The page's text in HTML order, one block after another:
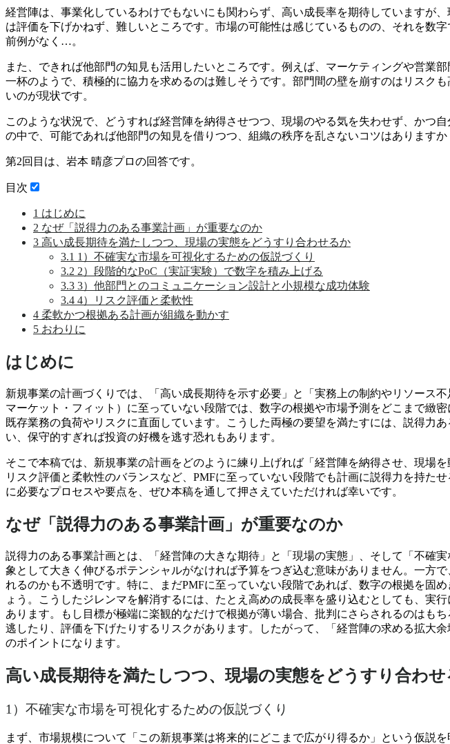
経営陣は、事業化しているわけでもないにも関わらず、高い成長率を期待していますが
は評価を下げかねず、難しいところです。市場の可能性は感じているものの、それを数
前例がなく…。
また、できれば他部門の知見も活用したいところです。例えば、マーケティングや営業
一杯のようで、積極的に協力を求めるのは難しそうです。部門間の壁を崩すのはリス
いのが現状です。
このような状況で、どうすれば経営陣を納得させつつ、現場のやる気を失わせず、かつ
の中で、可能であれば他部門の知見を借りつつ、組織の秩序を乱さないコツはあります
第2回目 は、 岩本 晴彦プロの回答です。
目次
1 はじめに
2 なぜ「説得力のある事業計画」が重要なのか
3 高い成長期待を満たしつつ、現場の実態をどうすり合わせるか
3.1 1）不確実な市場を可視化するための仮説づくり
3.2 2）段階的なPoC（実証実験）で数字を積み上げる
3.3 3）他部門とのコミュニケーション設計と小規模な成功体験
3.4 4）リスク評価と柔軟性
4 柔軟かつ根拠ある計画が組織を動かす
5 おわりに
はじめに
新規事業の計画づくりでは、「高い成長期待を示す必要」と「実務上の制約やリソース
マーケット・フィット）に至っていない段階では、数字の根拠や市場予測をどこまで緻
既存業務の負荷やリスクに直面しています。こうした両極の要望を満たすには、説得力
い、保守的すぎれば投資の好機を逃す恐れもあります。
そこで本稿では、新規事業の計画をどのように練り上げれば「経営陣を納得させ、現場
リスク評価と柔軟性のバランスなど、PMFに至っていない段階でも計画に説得力を持
に必要なプロセスや要点を、ぜひ本稿を通して押さえていただければ幸いです。
なぜ「説得力のある事業計画」が重要なのか
説得力のある事業計画とは、「経営陣の大きな期待」と「現場の実態」、そして「不確
象として大きく伸びるポテンシャルがなければ予算をつぎ込む意味がありません。一方
れるのかも不透明です。特に、まだPMFに至っていない段階であれば、数字の根拠を固
ょう。こうしたジレンマを解消するには、たとえ高めの成長率を盛り込むとしても、
あります。もし目標が極端に楽観的なだけで根拠が薄い場合、批判にさらされるのはも
逃したり、評価を下げたりするリスクがあります。したがって、「経営陣の求める拡大
のポイントになります。
高い成長期待を満たしつつ、現場の実態をどうすり合わ
1）不確実な市場を可視化するための仮説づくり
まず、市場規模について「この新規事業は将来的にどこまで広がり得るか」という仮説